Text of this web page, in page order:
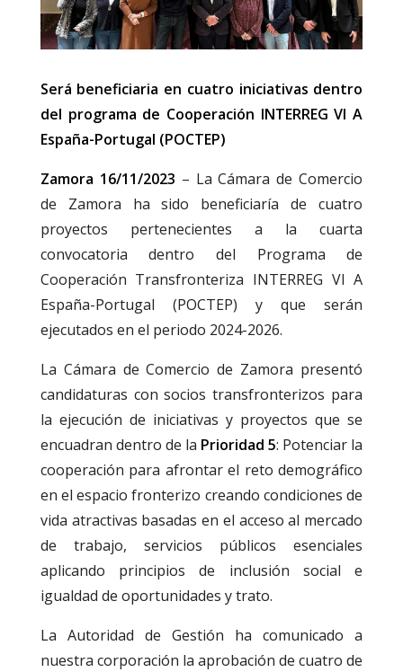
Será beneficiaria en cuatro iniciativas dentro
del programa de Cooperación INTERREG VI A
España-Portugal (POCTEP)
Zamora 16/11/2023 – La Cámara de Comercio
de Zamora ha sido beneficiaría de cuatro
proyectos pertenecientes a la cuarta
convocatoria dentro del Programa de
Cooperación Transfronteriza INTERREG VI A
España-Portugal (POCTEP) y que serán
ejecutados en el periodo 2024-2026.
La Cámara de Comercio de Zamora presentó
candidaturas con socios transfronterizos para
la ejecución de iniciativas y proyectos que se
encuadran dentro de la Prioridad 5: Potenciar la
cooperación para afrontar el reto demográfico
en el espacio fronterizo creando condiciones de
vida atractivas basadas en el acceso al mercado
de trabajo, servicios públicos esenciales
aplicando principios de inclusión social e
igualdad de oportunidades y trato.
La Autoridad de Gestión ha comunicado a
nuestra corporación la aprobación de cuatro de